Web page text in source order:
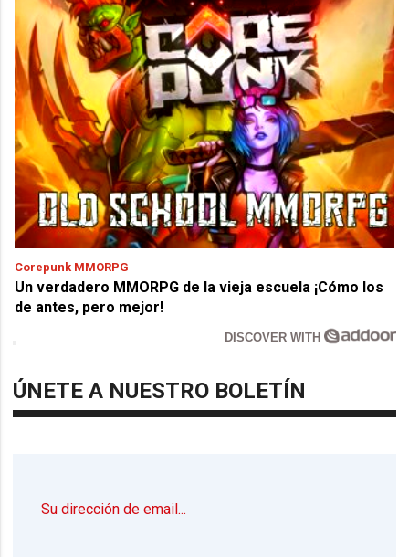
Corepunk MMORPG
Un verdadero MMORPG de la vieja escuela ¡Cómo los
de antes, pero mejor!
DISCOVER WITH
ÚNETE A NUESTRO BOLETÍN